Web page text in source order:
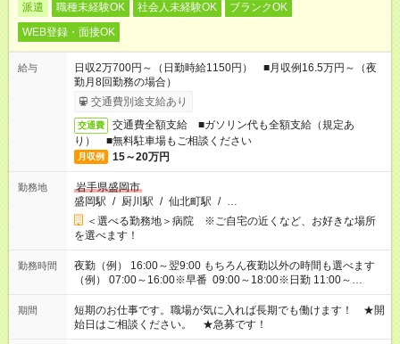
派遣 職種未経験OK 社会人未経験OK
ブランクOK
WEB登録・面接OK
給与
日収2万700円～（日勤時給1150円） ■月収例16.5万円～（夜
勤月8回勤務の場合）
交通費別途支給あり
交通費
交通費全額支給 ■ガソリン代も全額支給（規定あ
り） ■無料駐車場もご相談ください
月収例 15～20万円
勤務地
岩手県盛岡市
盛岡駅 / 厨川駅 / 仙北町駅 / …
＜選べる勤務地＞病院 ※ご自宅の近くなど、お好きな場所
を選べます！
勤務時間
夜勤（例） 16:00～翌9:00 もちろん夜勤以外の時間も選べます
（例） 07:00～16:00※早番 09:00～18:00※日勤 11:00～
20:00※遅番 ※時間は、固定・選べる施設もあるので、ご希望が
あれば調整できます！ ※シフト制。勤務地により実働時間が異
なります。★家庭の都合でお休みが必要な場合も遠慮なくご相談
ください。
期間
短期のお仕事です。職場が気に入れば長期でも働けます！ ★開
始日はご相談ください。 ★急募です！